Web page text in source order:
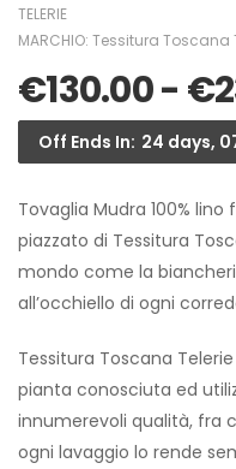
TELERIE
MARCHIO: Tessitura Toscana
€130.00- €
Off Ends In: 24 days,
Tovaglia Mudra 100%
piazzato di Tessitura
mondo come la
all’occhiello di ogni
Tessitura Toscana
pianta conosciuta ed
innumerevoli qualità, fra
ogni lavaggio lo rende